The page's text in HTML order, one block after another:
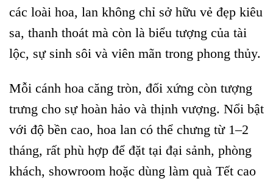
các loài hoa, lan không chỉ sở hữu vẻ đẹp kiêu
sa, thanh thoát mà còn là biểu tượng của tài
lộc, sự sinh sôi và viên mãn trong phong thủy.
Mỗi cánh hoa căng tròn, đối xứng còn tượng
trưng cho sự hoàn hảo và thịnh vượng. Nổi bật
với độ bền cao, hoa lan có thể chưng từ 1–2
tháng, rất phù hợp để đặt tại đại sảnh, phòng
khách, showroom hoặc dùng làm quà Tết cao